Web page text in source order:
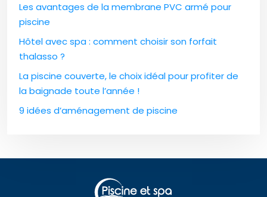
Les avantages de la membrane PVC armé pour
piscine
Hôtel avec spa : comment choisir son forfait
thalasso ?
La piscine couverte, le choix idéal pour profiter de
la baignade toute l’année !
9 idées d’aménagement de piscine